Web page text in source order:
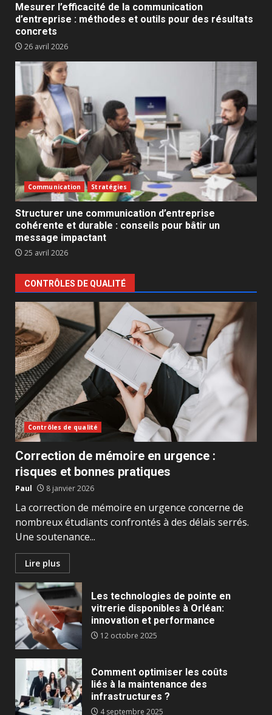
Mesurer l’efficacité de la communication
d’entreprise : méthodes et outils pour des résultats
concrets
26 avril 2026
Communication Stratégies
Structurer une communication d’entreprise
cohérente et durable : conseils pour bâtir un
message impactant
25 avril 2026
CONTRÔLES DE QUALITÉ
Contrôles de qualité
Correction de mémoire en urgence :
risques et bonnes pratiques
Paul 8 janvier 2026
La correction de mémoire en urgence concerne de
nombreux étudiants confrontés à des délais serrés.
Une soutenance...
Lire plus
Les technologies de pointe en
vitrerie disponibles à Orléan:
innovation et performance
12 octobre 2025
Comment optimiser les coûts
liés à la maintenance des
infrastructures ?
4 septembre 2025